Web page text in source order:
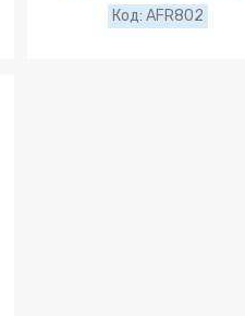
AFR802